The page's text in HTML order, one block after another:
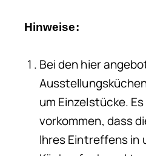
Hinweise:
Bei den hier
um Einzelstücke.
vorkommen, dass
Ihres Eintreffens in